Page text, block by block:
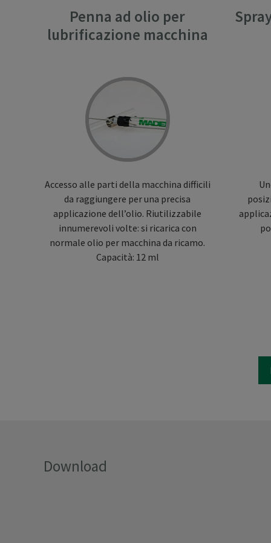
Penna ad olio per
lubrificazione macchina
Accesso alle parti della macchina difficili
da raggiungere per una precisa
applicazione dell’olio. Riutilizzabile
innumerevoli volte: si ricarica con
normale olio per macchina da ricamo.
Capacità: 12 ml
Download